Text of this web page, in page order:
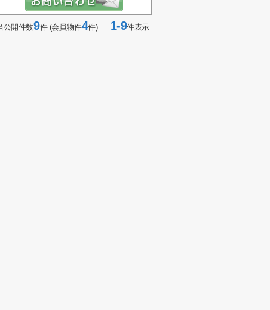
公開件数9件 (会員物件4件)1-9件表示